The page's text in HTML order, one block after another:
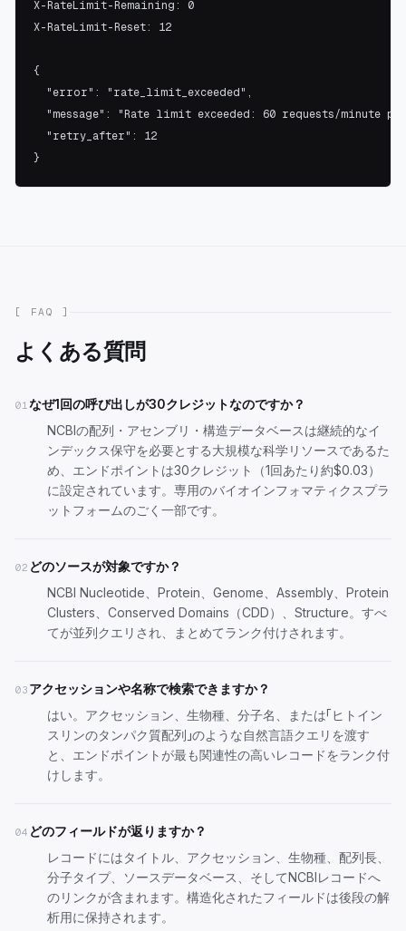
X-RateLimit-Remaining: 0
X-RateLimit-Reset: 12
{
  "error": "rate_limit_exceeded",
"message": "Rate limit exceeded: 60 requests/minute
  "retry_after": 12
}
[ FAQ ]
よくある質問
01なぜ1回の呼び出しが30クレジットなのですか？
NCBIの配列・アセンブリ・構造データベースは継続的なイ
ンデックス保守を必要とする大規模な科学リソースであるた
め、エンドポイントは30クレジット（1回あたり約$0.03）
に設定されています。専用のバイオインフォマティクスプラ
ットフォームのごく一部です。
02 どのソースが対象ですか？
NCBI Nucleotide、Protein、Genome、Assembly、Protein
Clusters、Conserved Domains（CDD）、Structure。すべ
てが並列クエリされ、まとめてランク付けされます。
03 アクセッションや名称で検索できますか？
はい。アクセッション、生物種、分子名、または「ヒトイン
スリンのタンパク質配列」のような自然言語クエリを渡す
と、エンドポイントが最も関連性の高いレコードをランク付
けします。
04 どのフィールドが返りますか？
レコードにはタイトル、アクセッション、生物種、配列長、
分子タイプ、ソースデータベース、そしてNCBIレコードへ
のリンクが含まれます。構造化されたフィールドは後段の解
析用に保持されます。